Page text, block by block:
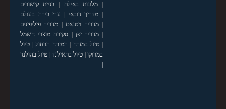
|מלונות באילת
בניית קישורים
מדריך דובאי
ערי בירה בעולם
|מדריך ויטנאם
מדריך פיליפינים
|מדריך יפן
סקירת מוצרי חשמל
טיול במזרח המזרח הרחוק| טיול
במרוקו| טיול בתאילנד| טיול בהולנד